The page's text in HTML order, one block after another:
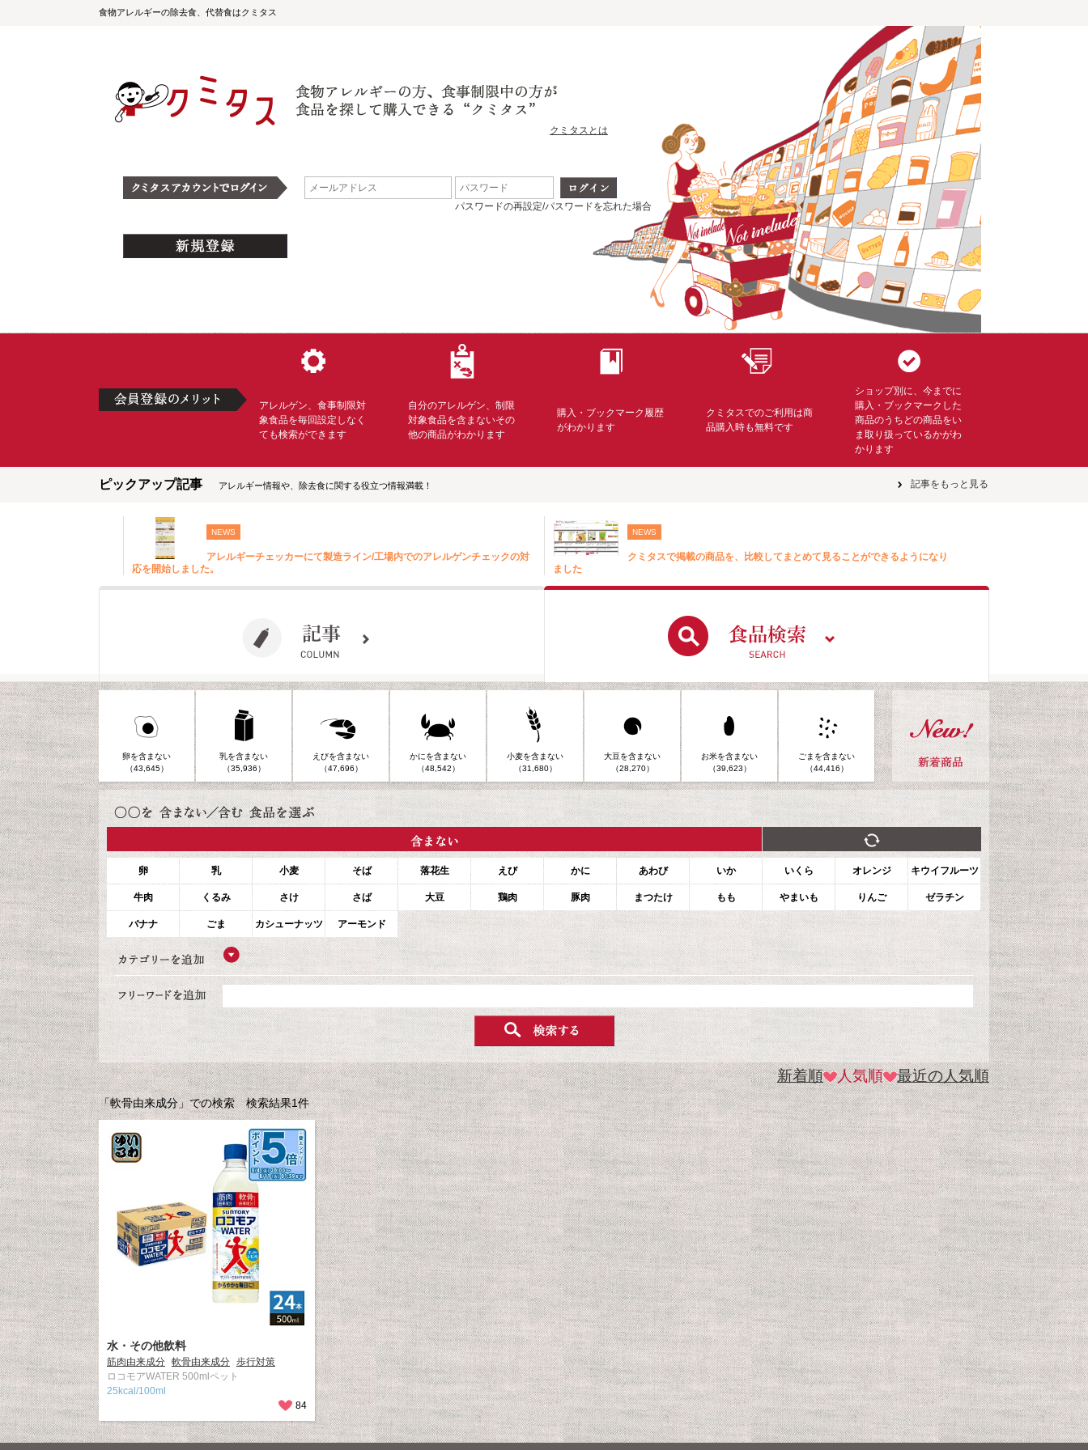
食物アレルギーの除去食、代替食はクミタス
クミタスとは
パスワードの再設定/パスワードを忘れた場合
アレルゲン、食事制限対
象食品を毎回設定しなく
ても検索ができます
自分のアレルゲン、制限
対象食品を含まないその
他の商品がわかります
購入・ブックマーク履歴
がわかります
クミタスでのご利用は商
品購入時も無料です
ショップ別に、今までに
購入・ブックマークした
商品のうちどの商品をい
ま取り扱っているかがわ
かります
ピックアップ記事 アレルギー情報や、除去食に関する役立つ情報満載！ 記事をもっと見る
NEWS
アレルギーチェッカーにて製造ライン/工場内でのアレルゲンチェックの対
応を開始しました。
NEWS
クミタスで掲載の商品を、比較してまとめて見ることができるようになり
ました
卵を含まない
（43,645）
乳を含まない
（35,936）
えびを含まない
（47,696）
かにを含まない
（48,542）
小麦を含まない
（31,680）
大豆を含まない
（28,270）
お米を含まない
（39,623）
ごまを含まない
（44,416）
卵 乳 小麦 そば 落花生 えび かに あわび いか いくら オレンジ キウイフルーツ
牛肉 くるみ さけ さば 大豆 鶏肉 豚肉 まつたけ もも やまいも りんご ゼラチン
バナナ ごま カシューナッツ アーモンド
新着順 人気順 最近の人気順
「軟骨由来成分」での検索 検索結果1件
水・その他飲料
筋肉由来成分 軟骨由来成分 歩行対策
ロコモアWATER 500mlペット
25kcal/100ml
84